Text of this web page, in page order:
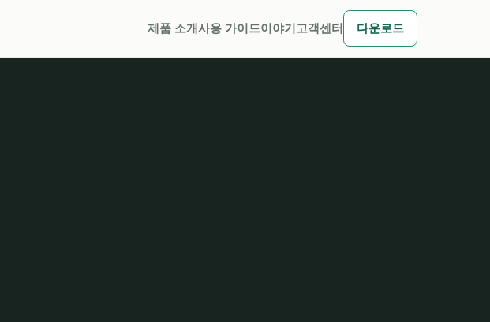
제품 소개사용 가이드이야기 고객센터 다운로드